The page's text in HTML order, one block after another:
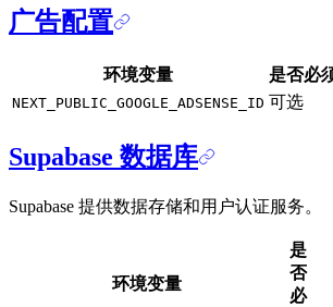
广告配置
环境变量 是否必
NEXT_PUBLIC_GOOGLE_ADSENSE_ID 可选
Supabase 数据库
Supabase 提供数据存储和用户认证服务。
环境变量
是
否
必